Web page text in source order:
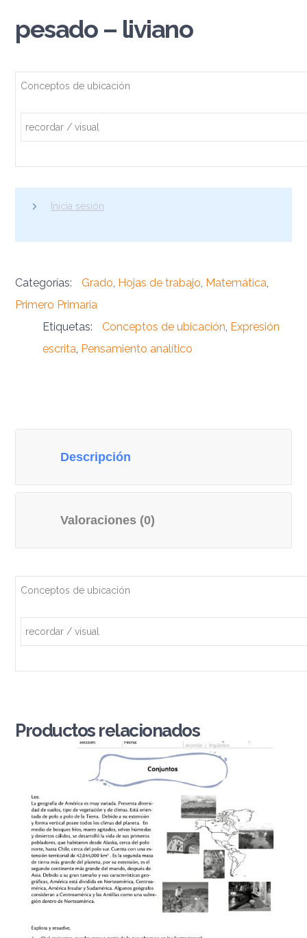
pesado – liviano
Conceptos de ubicación
recordar / visual
Inicia sesión
Categorías: Grado Hojas de trabajo Matemática
Primero Primaria
Etiquetas:
Conceptos de ubicación Expresión
escrita Pensamiento analítico
Descripción
Valoraciones (0)
Conceptos de ubicación
recordar / visual
Productos relacionados